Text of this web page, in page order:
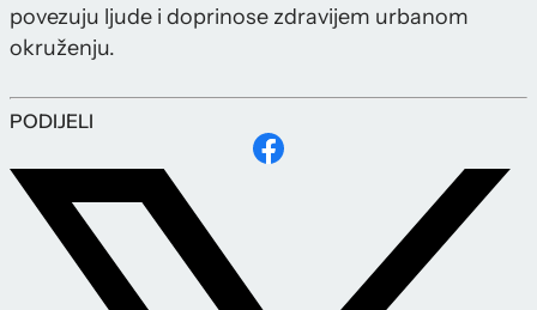
povezuju ljude i doprinose zdravijem urbanom
okruženju.
PODIJELI